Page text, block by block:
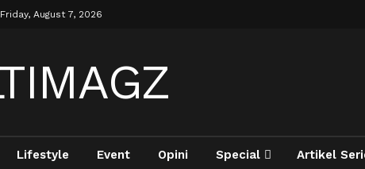
Friday, August 7, 2026
Lifestyle Event Opini Special Artikel